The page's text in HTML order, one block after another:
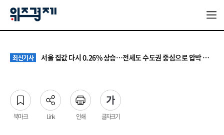
최신기사 서울 집값 다시 0.26% 상승…전세도 수도권 중심으로 압박 커져
최신기사 원·하청 교섭 갈등에 안전 지원 위축까지… 노란봉투법 불확실성 해법은
최신기사 청소년 혐오 표현, '처벌과 낙인'에서 '교양과 상식'으로
북마크 Link 인쇄 글자크기